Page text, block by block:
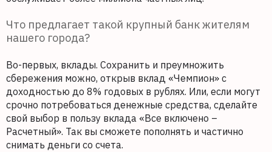
Что предлагает такой крупный банк жителям
нашего города?
Во-первых, вклады. Сохранить и преумножить
сбережения можно, открыв вклад «Чемпион» с
доходностью до 8% годовых в рублях. Или, если могут
срочно потребоваться денежные средства, сделайте
свой выбор в пользу вклада «Все включено –
Расчетный». Так вы сможете пополнять и частично
снимать деньги со счета.